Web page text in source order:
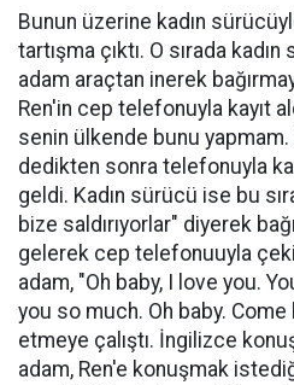
Bunun üzerine kadın
tartışma çıktı. O sırada
adam araçtan inerek
Ren'in cep telefonuyla kayıt
senin ülkende bunu yapmam.
dedikten sonra telefonuyla
geldi. Kadın sürücü ise bu
bize saldırıyorlar" diyerek
gelerek cep telefonuuyla
adam, "Oh baby, I love you.
you so much. Oh baby.
etmeye çalıştı. İngilizce
adam, Ren'e konuşmak